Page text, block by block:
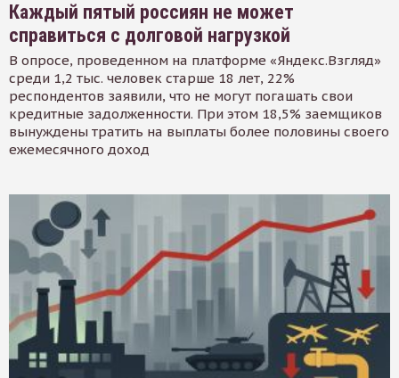
Каждый пятый россиян не может
справиться с долговой нагрузкой
В опросе, проведенном на платформе «Яндекс.Взгляд»
среди 1,2 тыс. человек старше 18 лет, 22%
респондентов заявили, что не могут погашать свои
кредитные задолженности. При этом 18,5% заемщиков
вынуждены тратить на выплаты более половины своего
ежемесячного доход